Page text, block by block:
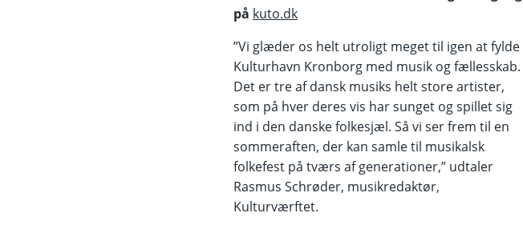
på kuto.dk
”Vi glæder os helt utroligt meget til igen at fylde
Kulturhavn Kronborg med musik og fællesskab.
Det er tre af dansk musiks helt store artister,
som på hver deres vis har sunget og spillet sig
ind i den danske folkesjæl. Så vi ser frem til en
sommeraften, der kan samle til musikalsk
folkefest på tværs af generationer,” udtaler
Rasmus Schrøder, musikredaktør,
Kulturværftet.